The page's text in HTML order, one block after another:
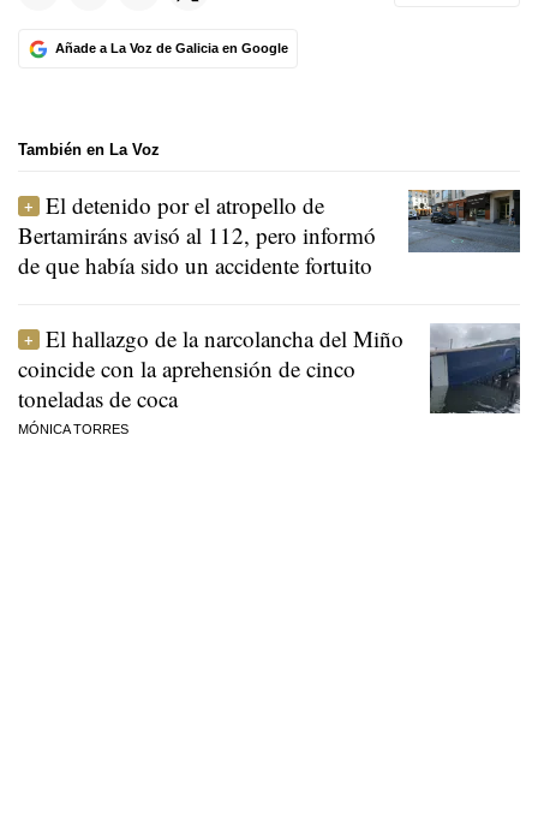
Añade a La Voz de Galicia en Google
También en La Voz
El detenido por el atropello de
Bertamiráns avisó al 112, pero informó
de que había sido un accidente fortuito
El hallazgo de la narcolancha del Miño
coincide con la aprehensión de cinco
toneladas de coca
MÓNICA TORRES